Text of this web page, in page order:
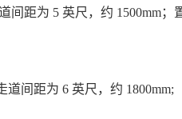
间距为 5 英尺，约 1500mm
间距为 6 英尺，约 1800mm;